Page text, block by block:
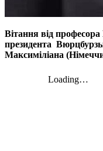
Вітання від
президента
Максиміліана